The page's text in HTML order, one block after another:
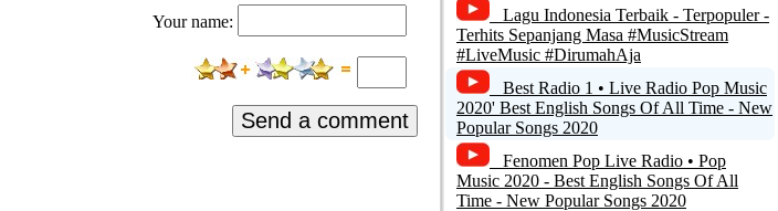
Your name:
Send a comment
KXLE FM 95.3 Live OGG 64 kb/s
country
country
Lagu Indonesia Terbaik - Terpopuler -
Terhits Sepanjang Masa #MusicStream
#LiveMusic #DirumahAja
Best Radio 1 • Live Radio Pop Music
2020' Best English Songs Of All Time - New
Popular Songs 2020
Fenomen Pop Live Radio • Pop
Music 2020 - Best English Songs Of All
Time - New Popular Songs 2020